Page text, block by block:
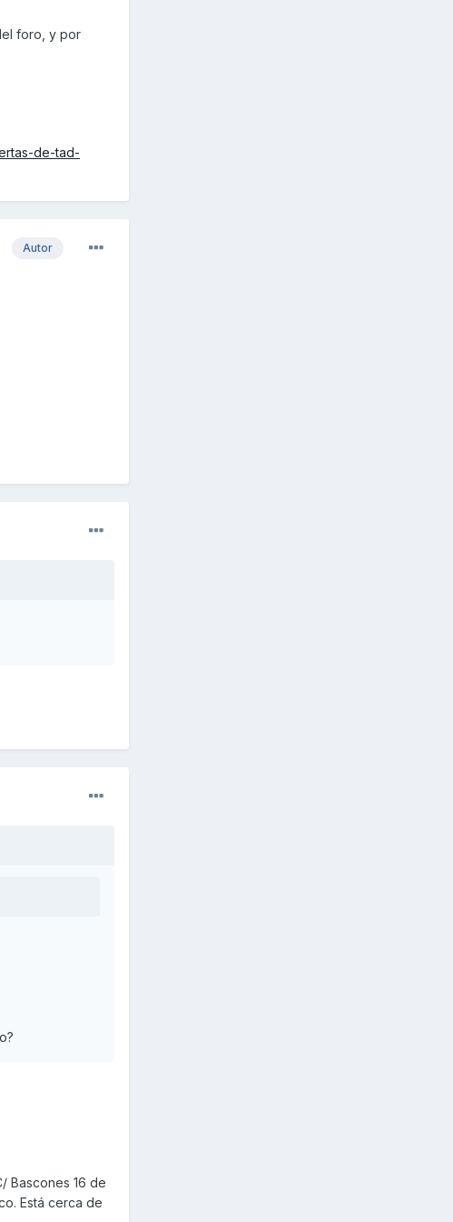
foro, y por
de-tad-
Autor
Bascones 16 de
Está cerca de